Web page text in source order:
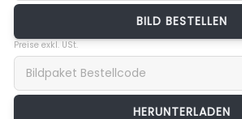
BILD BESTELLEN
Preise exkl. USt.